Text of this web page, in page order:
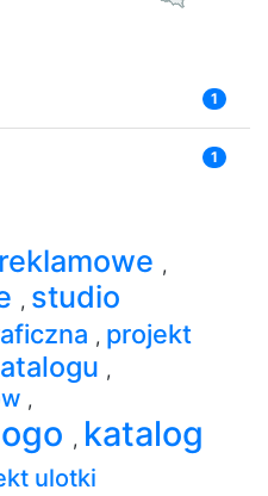
1
1
,
, studio
, projekt
,
,
, katalog
ulotki